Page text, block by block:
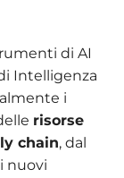
di AI
Intelligenza
i
risorse
chain, dal
nuovi